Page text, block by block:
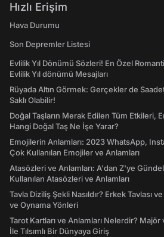
Hızlı Erişim
Hava Durumu
Son Depremler Listesi
Evlilik Yıl Dönümü Sözleri! En Özel
Evlilik Yıl dönümü Mesajları
Rüyada Altın Görmek: Gerçekler de
Saklı Olabilir!
Doğal Taşların Merak Edilen Tüm Etkileri,
Hangi Doğal Taş Ne İşe Yarar?
Emojilerin Anlamları: 2023 WhatsApp,
Çok Kullanılan Emojiler ve Anlamları
Atasözleri ve Anlamları: A'dan Z'ye
Kullanılan Atasözleri ve Anlamları
Tavla Diziliş Şekli Nasıldır? Erkek Tavlası
ve Oynama Yönleri
Tarot Kartları ve Anlamları Nelerdir?
İle Tılsımlı Bir Dünyaya Giriş